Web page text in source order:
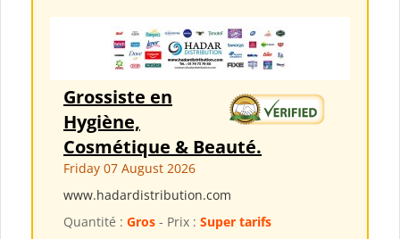
Grossiste en
Hygiène,
Cosmétique & Beauté.
Friday 07 August 2026
www.hadardistribution.com
Quantité : Gros - Prix : Super tarifs